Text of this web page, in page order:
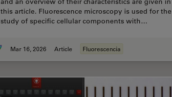
this article. Fluorescence microscopy is used for the
study of specific cellular components with…
Mar 16, 2026 Article Fluorescencia